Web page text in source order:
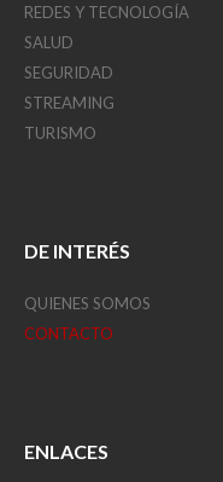
REDES Y TECNOLOGÍA
SALUD
SEGURIDAD
STREAMING
TURISMO
DE INTERÉS
QUIENES SOMOS
CONTACTO
ENLACES